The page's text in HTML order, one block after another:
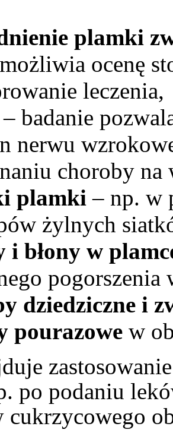
plamki
ocenę
leczenia,
– badanie
nerwu
choroby na
plamki – np. w
żylnych
i błony w
pogorszenia
dziedziczne i
pourazowe w
po podaniu
cukrzycowego